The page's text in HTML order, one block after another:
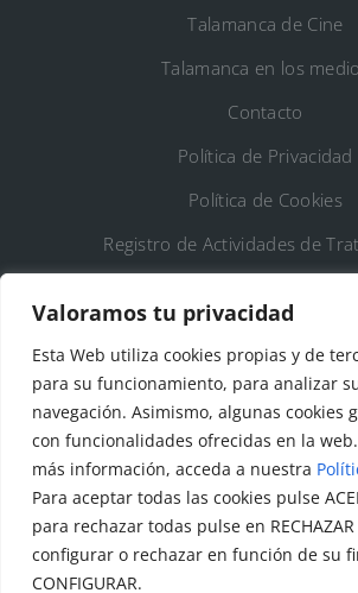
Valoramos tu privacidad
Esta Web utiliza cookies propias y de
para su funcionamiento, para analizar
navegación. Asimismo, algunas cookies
con funcionalidades ofrecidas en la
más información, acceda a nuestra
Para aceptar todas las cookies pulse
para rechazar todas pulse en
configurar o rechazar en función de su
CONFIGURAR.
Talamanca de Cine
Talamanca en los
Contacto
Política de Privacidad
Política de Cookies
Registro de Actividades de
DATOS DE
Ayto. de Talamanca de
C/Fuente del Arca, 19 28160
Jarama (Madrid)